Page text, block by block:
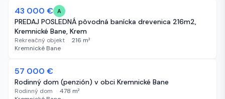
97 dní
43 000 € A
PREDAJ POSLEDNÁ pôvodná banícka drevenica 216m2,
Kremnické Bane, Krem
Rekreačný objekt · 216 m²
Kremnické Bane
119 dní
57 000 €
Rodinný dom (penzión) v obci Kremnické Bane
Rodinný dom · 478 m²